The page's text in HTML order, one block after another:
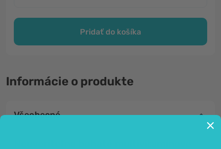
Pridať do košíka
Informácie o produkte
Všeobecné